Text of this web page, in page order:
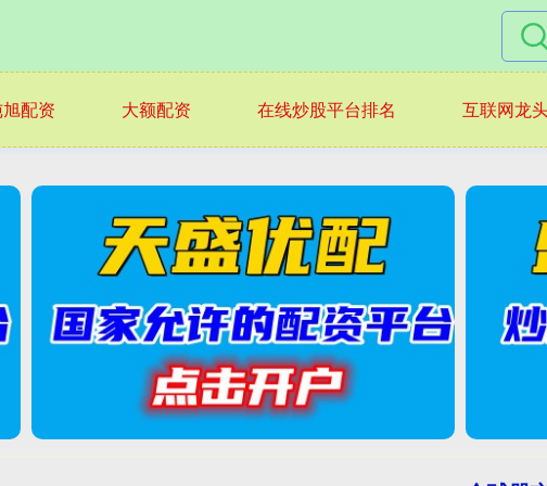
配资 大额配资 在线炒股平台排名 互联网龙